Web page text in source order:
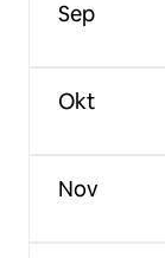
Sep
Okt
Nov